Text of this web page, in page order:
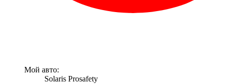
Мой авто:
Solaris Prosafety